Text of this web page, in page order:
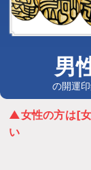
男
の開運
▲女性の方は[女
い